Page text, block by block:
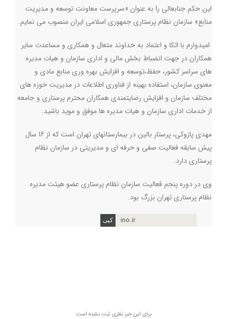
این حکم جنابعالی را به عنوان «سرپرست معاونت توسعه و مدیریت
منابع» سازمان نظام پرستاری جمهوری اسلامی ایران منصوب می نمایم.
امیدوارم با اتکا و اعتماد به خداوند متعال و همکاری و مساعدت سایر
همکاران در جهت انضباط بخش مالی و اداری سازمان و هیات مدیره
های سراسر کشور، حفظ،توسعه و افزایش بهره وری منابع مادی و
معنوی سازمان، استفاده بهینه از فناوری اطلاعات در مدیریت حوزه های
مختلف سازمان و افزایش رضایتمندی همکاران محترم پرستاری و جامعه
از خدمات اداری سازمان و هیات مدیره ها موفق و موید باشید.
مهدی پازوکی، پرستار بالین در بیمارستانهای تهران است که از 16 سال
پیش سابقه فعالیت صفی و حرفه ای و مدیریتی در سازمان نظام
پرستاری دارد.
وی در دوره پنجم فعالیت سازمان نظام پرستاری عضو هیئت مدیره
نظام پرستاری تهران بزرگ بود.
ino.ir
برای این خبر نظری ثبت نشده است